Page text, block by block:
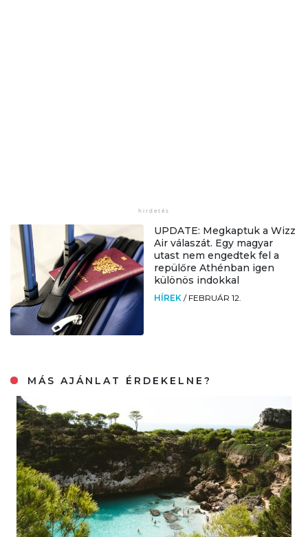
UPDATE: Megkaptuk a Wizz
Air válaszát. Egy magyar
utast nem engedtek fel a
repülőre Athénban igen
különös indokkal
HÍREK / FEBRUÁR 12.
MÁS AJÁNLAT ÉRDEKELNE?